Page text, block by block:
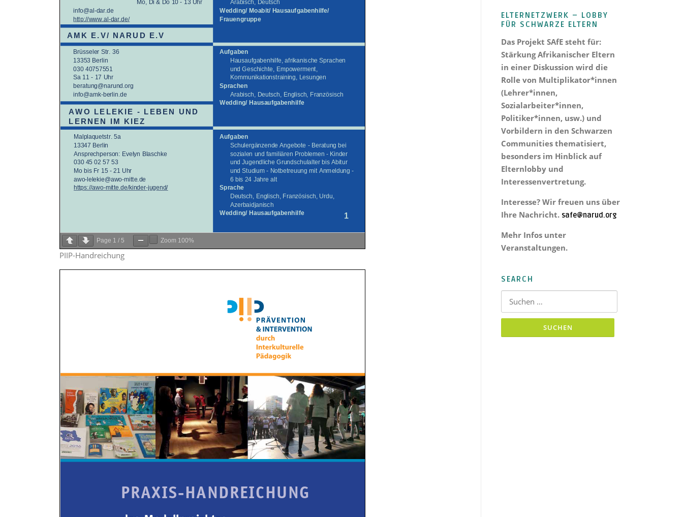
Page 1 / 5 Zoom 100%
PIIP-Handreichung
ELTERNETZWERK – LOBBY
FÜR SCHWARZE ELTERN
Das Projekt SAfE steht für:
Stärkung Afrikanischer Eltern
in einer Diskussion wird die
Rolle von Multiplikator*innen
(Lehrer*innen,
Sozialarbeiter*innen,
Politiker*innen, usw.) und
Vorbildern in den Schwarzen
Communities thematisiert,
besonders im Hinblick auf
Elternlobby und
Interessenvertretung.
Interesse? Wir freuen uns über
Ihre Nachricht. safe@narud.org
Mehr Infos unter
Veranstaltungen.
SEARCH
Suchen nach: